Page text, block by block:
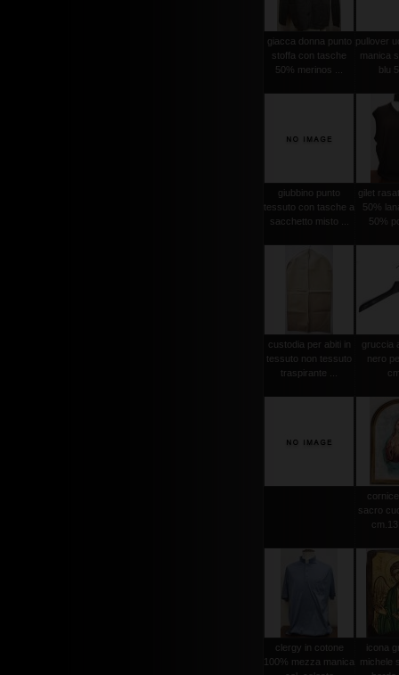
giacca donna punto
stoffa con tasche
50% merinos ...
pullover
manica
blu
giubbino punto
tessuto con tasche a
sacchetto misto ...
gilet
50%
50%
custodia per abiti in
tessuto non tessuto
traspirante ...
gruccia
nero
sacro
clergy in cotone
100% mezza manica
icona
michele